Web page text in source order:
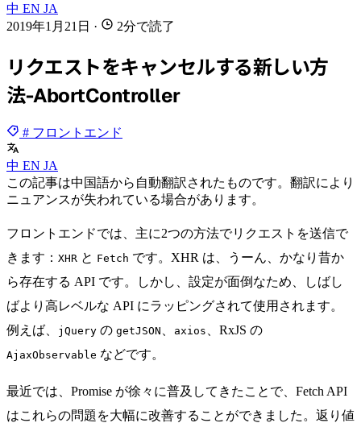
中 EN JA
2019年1月21日 · 2分で読了
リクエストをキャンセルする新しい方
法-AbortController
# フロントエンド
中 EN JA
この記事は中国語から自動翻訳されたものです。翻訳により
ニュアンスが失われている場合があります。
フロントエンドでは、主に2つの方法でリクエストを送信で
きます： XHR と Fetch です。XHR は、うーん、かなり昔か
ら存在する API です。しかし、設定が面倒なため、しばし
ばより高レベルな API にラッピングされて使用されます。
例えば、
jQuery の getJSON axios 、RxJS の
AjaxObservable などです。
最近では、Promise が徐々に普及してきたことで、Fetch API
はこれらの問題を大幅に改善することができました。返り値